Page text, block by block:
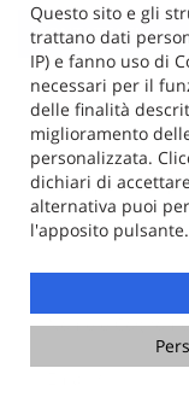
Ho letto e
Acconsento al
marketing
CONTATTACI
PERMUTA
RICHIEDI TEST
Vuoi saperne di
I campi
Questo sito e gli
trattano dati
IP) e fanno uso di
necessari per il
delle finalità
miglioramento
personalizzata.
dichiari di
alternativa puoi
l'apposito